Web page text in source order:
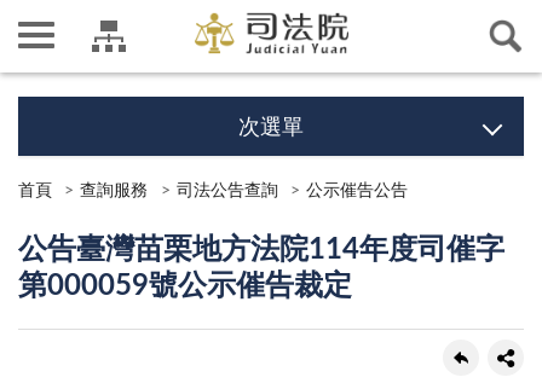
次選單
首頁 查詢服務 司法公告查詢 公示催告公告
公告臺灣苗栗地方法院114年度司催字
第000059號公示催告裁定